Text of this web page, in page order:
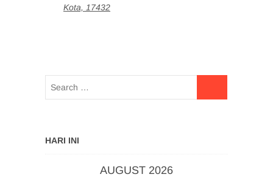
Kota, 17432
HARI INI
AUGUST 2026